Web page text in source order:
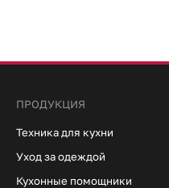
ПРОДУКЦИЯ
Техника для кухни
Уход за одеждой
Кухонные помощники